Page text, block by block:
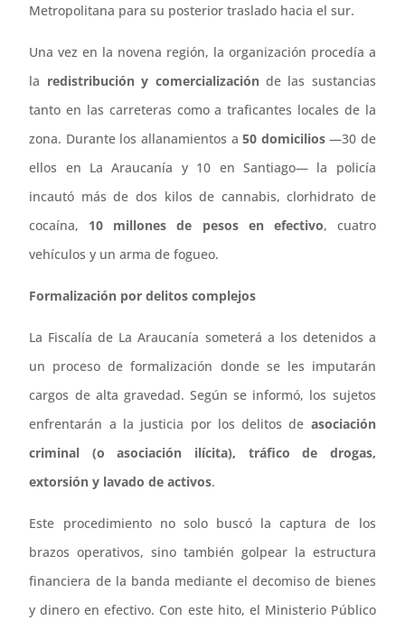
Metropolitana para su posterior traslado hacia el sur.
Una vez en la novena región, la organización procedía a
la redistribución y comercializaciónde las sustancias
tanto en las carreteras como a traficantes locales de la
zona. Durante los allanamientos a50 domicilios—30 de
ellos en La Araucanía y 10 en Santiago— la policía
incautó más de dos kilos de cannabis, clorhidrato de
cocaína, 10 millones de pesos en efectivo, cuatro
vehículos y un arma de fogueo.
Formalización por delitos complejos
La Fiscalía de La Araucanía someterá a los detenidos a
un proceso de formalización donde se les imputarán
cargos de alta gravedad. Según se informó, los sujetos
enfrentarán a la justicia por los delitos de asociación
criminal (o asociación ilícita), tráfico de drogas,
extorsión y lavado de activos.
Este procedimiento no solo buscó la captura de los
brazos operativos, sino también golpear la estructura
financiera de la banda mediante el decomiso de bienes
y dinero en efectivo. Con este hito, el Ministerio Público